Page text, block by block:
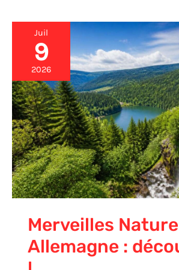
Juil
9
2026
Merveilles
Allemagne :
Merveilles
Naturelles
en
Allemagne
:
découvrez-
les
!